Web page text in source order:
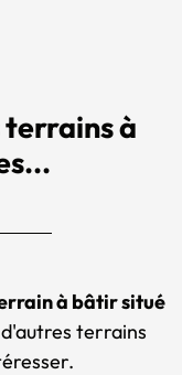
terrains à
à bâtir situé
terrains